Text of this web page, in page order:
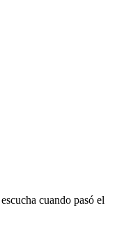
cuando pasó el